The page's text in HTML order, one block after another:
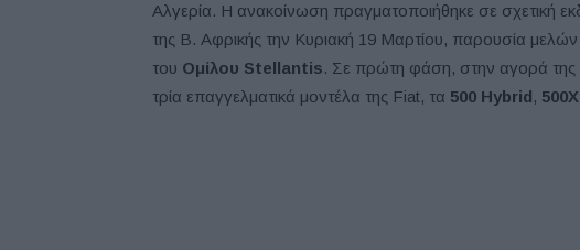
Αλγερία. Η ανακοίνωση πραγματοποιήθηκε σε σχετική
της Β. Αφρικής την Κυριακή 19 Μαρτίου, παρουσία
του Ομίλου Stellantis. Σε πρώτη φάση, στην αγορά της
τρία επαγγελματικά μοντέλα της Fiat, τα 500 Hybrid, 500X